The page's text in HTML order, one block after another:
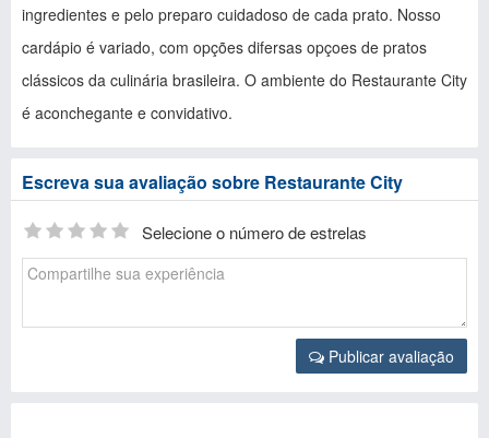
ingredientes e pelo preparo cuidadoso de cada prato. Nosso
cardápio é variado, com opções difersas opçoes de pratos
clássicos da culinária brasileira. O ambiente do Restaurante City
é aconchegante e convidativo.
Escreva sua avaliação sobre Restaurante City
Selecione o número de estrelas
Publicar avaliação